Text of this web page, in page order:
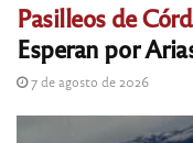
Pasilleos de
Esperan por
7 de agosto de 2026